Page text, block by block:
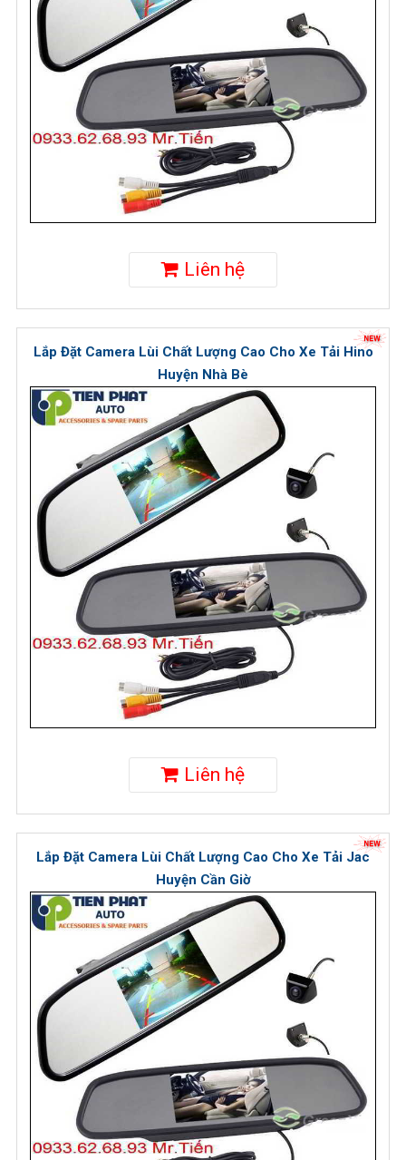
Liên hệ
Lắp Đặt Camera Lùi Chất Lượng Cao Cho Xe Tải Hino
Huyện Nhà Bè
Liên hệ
Lắp Đặt Camera Lùi Chất Lượng Cao Cho Xe Tải Jac
Huyện Cần Giờ